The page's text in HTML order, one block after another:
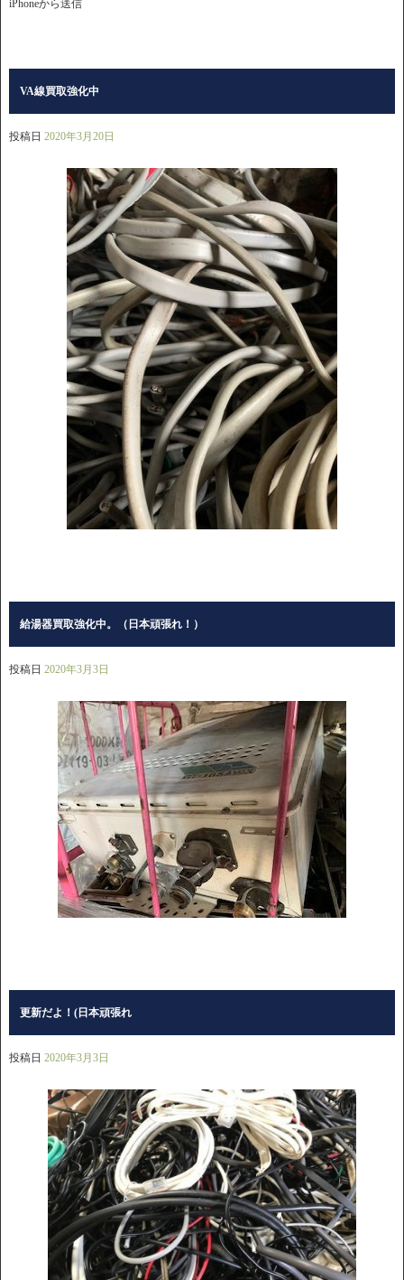
iPhoneから送信
VA線買取強化中
投稿日 2020年3月20日
給湯器買取強化中。（日本頑張れ！）
投稿日 2020年3月3日
更新だよ！(日本頑張れ
投稿日 2020年3月3日